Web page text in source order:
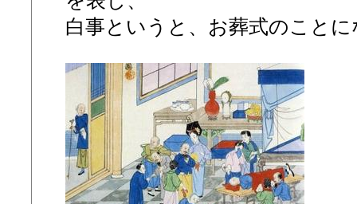
白事というと、お葬式のこと